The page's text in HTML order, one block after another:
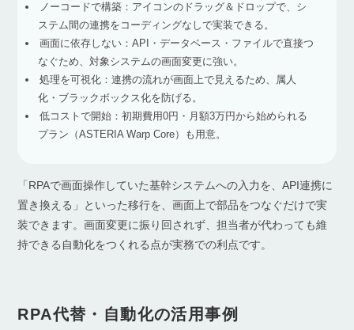
ノーコードで構築：アイコンのドラッグ＆ドロップで、シ
ステム間の連携をコーディングなしで実装できる。
画面に依存しない：API・データベース・ファイルで直接つ
なぐため、対象システムの画面変更に強い。
処理を可視化：連携の流れが画面上で見えるため、属人
化・ブラックボックス化を防げる。
低コストで開始：初期費用0円・月額3万円から始められる
プラン（ASTERIA Warp Core）も用意。
「RPAで画面操作していた基幹システムへの入力を、API連携に
置き換える」といった移行を、画面上で部品をつなぐだけで実
装できます。画面変更に振り回されず、担当者が代わっても維
持できる自動化をつくれる点が実務での利点です。
RPA代替・自動化の活用事例